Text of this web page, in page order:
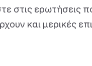
στις ερωτήσεις
και μερικές